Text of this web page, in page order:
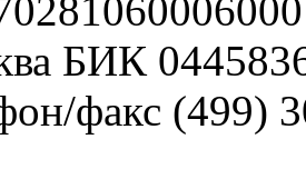
БИК
факс (499)